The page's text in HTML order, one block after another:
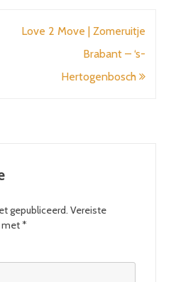
Love 2 Move | Zomeruitje
Brabant – ‘s-
Hertogenbosch
gepubliceerd. Vereiste
met*